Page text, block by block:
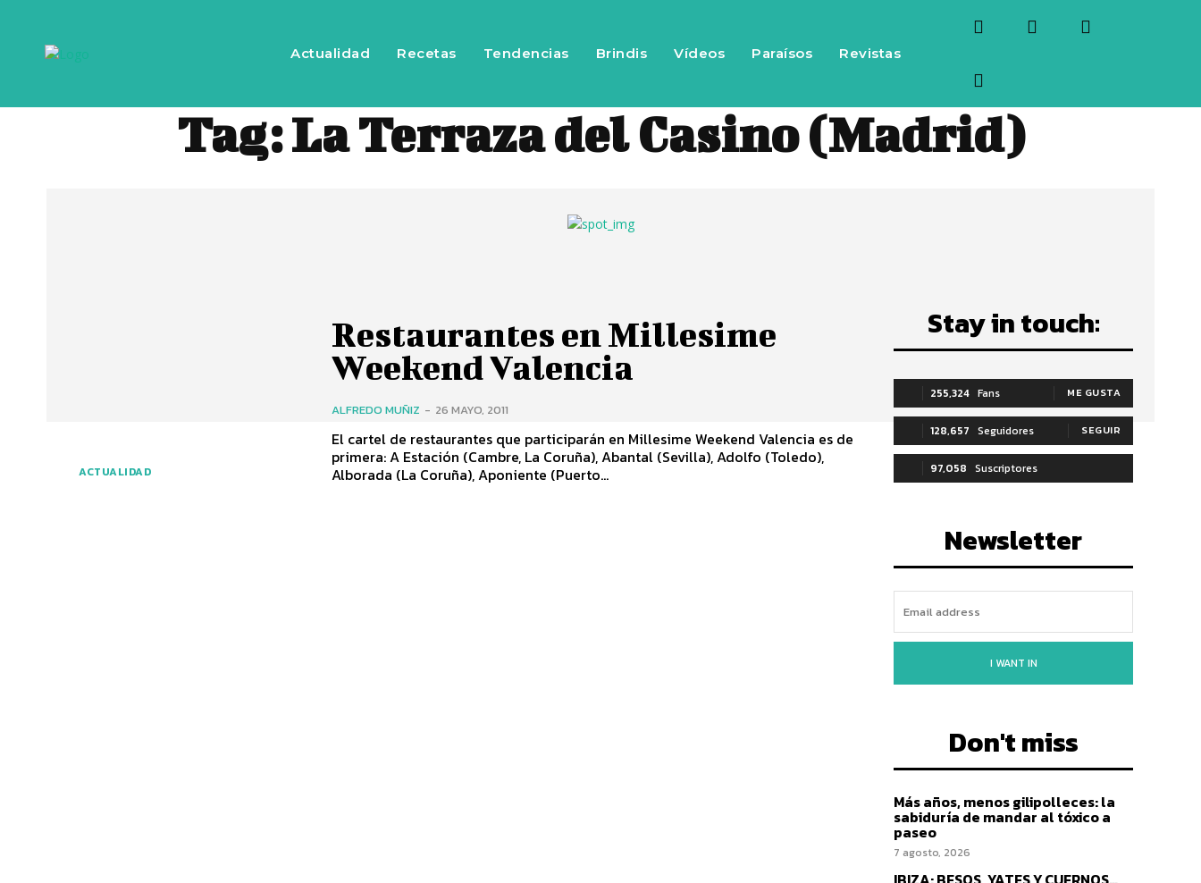
Actualidad Recetas Tendencias Brindis Vídeos Paraísos Revistas
Tag:La Terraza del Casino (Madrid)
ACTUALIDAD
Restaurantes en Millesime
Weekend Valencia
ALFREDO MUÑIZ - 26 MAYO, 2011
El cartel de restaurantes que participarán en Millesime Weekend Valencia es de
primera: A Estación (Cambre, La Coruña), Abantal (Sevilla), Adolfo (Toledo),
Alborada (La Coruña), Aponiente (Puerto...
Stay in touch:
255,324 Fans ME GUSTA
128,657 Seguidores SEGUIR
97,058 Suscriptores
Newsletter
I WANT IN
Don't miss
Más años, menos gilipolleces: la
sabiduría de mandar al tóxico a
paseo
7 agosto, 2026